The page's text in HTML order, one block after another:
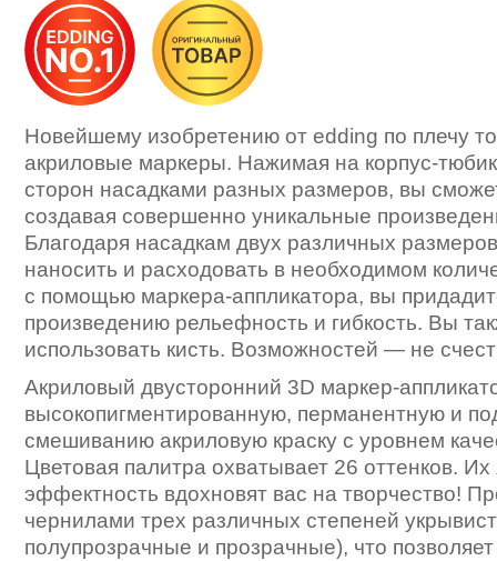
Новейшему изобретению от edding по плечу
акриловые маркеры. Нажимая на корпус-
сторон насадками разных размеров, вы
создавая совершенно уникальные
Благодаря насадкам двух различных
наносить и расходовать в необходимом
с помощью маркера-аппликатора, вы
произведению рельефность и гибкость. Вы
использовать кисть. Возможностей — не
Акриловый двусторонний 3D маркер-
высокопигментированную, перманентную и
смешиванию акриловую краску с уровнем
Цветовая палитра охватывает 26 оттенков. Их
эффектность вдохновят вас на творчество!
чернилами трех различных степеней
полупрозрачные и прозрачные), что